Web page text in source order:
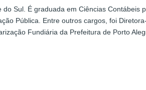
Sul. É graduada em Ciências Contábeis
Pública. Entre outros cargos, foi
Fundiária da Prefeitura de Porto